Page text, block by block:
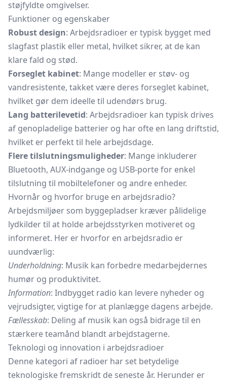
støjfyldte omgivelser.
Funktioner og egenskaber
Robust design: Arbejdsradioer er typisk bygget med
slagfast plastik eller metal, hvilket sikrer, at de kan
klare fald og stød.
Forseglet kabinet: Mange modeller er støv- og
vandresistente, takket være deres forseglet kabinet,
hvilket gør dem ideelle til udendørs brug.
Lang batterilevetid: Arbejdsradioer kan typisk drives
af genopladelige batterier og har ofte en lang driftstid,
hvilket er perfekt til hele arbejdsdage.
Flere tilslutningsmuligheder: Mange inkluderer
Bluetooth, AUX-indgange og USB-porte for enkel
tilslutning til mobiltelefoner og andre enheder.
Hvornår og hvorfor bruge en arbejdsradio?
Arbejdsmiljøer som byggepladser kræver pålidelige
lydkilder til at holde arbejdsstyrken motiveret og
informeret. Her er hvorfor en arbejdsradio er
uundværlig:
Underholdning: Musik kan forbedre medarbejdernes
humør og produktivitet.
Information: Indbygget radio kan levere nyheder og
vejrudsigter, vigtige for at planlægge dagens arbejde.
Fællesskab: Deling af musik kan også bidrage til en
stærkere teamånd blandt arbejdstagerne.
Teknologi og innovation i arbejdsradioer
Denne kategori af radioer har set betydelige
teknologiske fremskridt de seneste år. Herunder er